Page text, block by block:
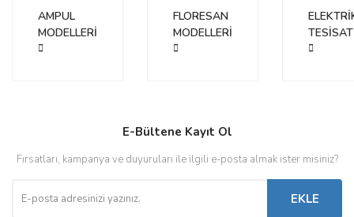
AMPUL
MODELLERİ
FLORESAN
MODELLERİ
TESİSAT
E-Bültene Kayıt Ol
Fırsatları, kampanya ve duyuruları ile ilgili e-posta almak ister misiniz?
EKLE